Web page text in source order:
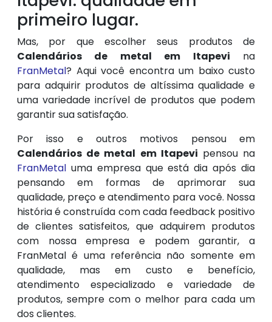
primeiro lugar.
Mas, por que escolher seus produtos de
Calendários de metal em Itapevi na
FranMetal? Aqui você encontra um baixo custo
para adquirir produtos de altíssima qualidade e
uma variedade incrível de produtos que podem
garantir sua satisfação.
Por isso e outros motivos pensou em
Calendários de metal em Itapevi pensou na
FranMetal uma empresa que está dia após dia
pensando em formas de aprimorar sua
qualidade, preço e atendimento para você. Nossa
história é construída com cada feedback positivo
de clientes satisfeitos, que adquirem produtos
com nossa empresa e podem garantir, a
FranMetal é uma referência não somente em
qualidade, mas em custo e benefício,
atendimento especializado e variedade de
produtos, sempre com o melhor para cada um
dos clientes.